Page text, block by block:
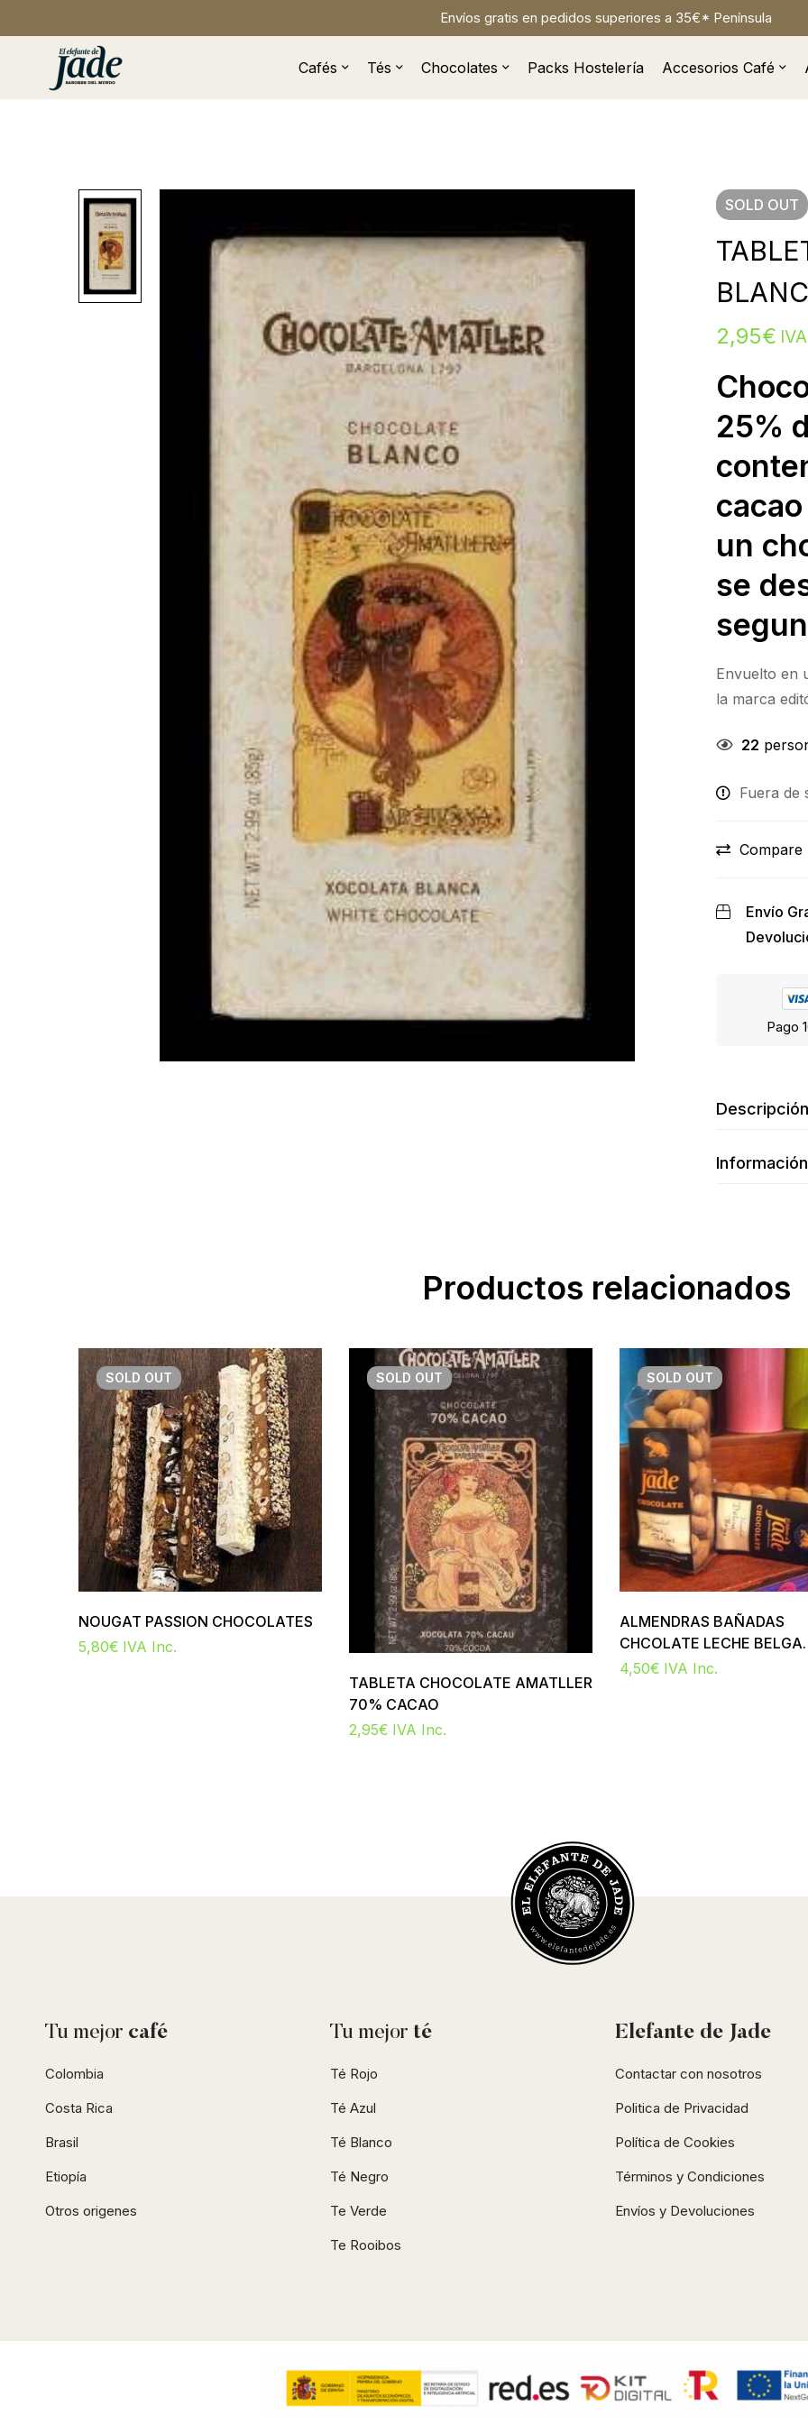
Envíos gratis en pedidos superiores a 35€* Península
Cafés Tés Chocolates Packs Hostelería Accesorios Café
SOLD OUT
2,95€
25%
un
se
Envuelto en
la marca
22
Fuera de
Compare
Envío
Pago
Descripción
Productos relacionados
SOLD OUT
NOUGAT PASSION CHOCOLATES
5,80€ IVA Inc.
SOLD OUT
TABLETA CHOCOLATE AMATLLER
70% CACAO
2,95€ IVA Inc.
SOLD OUT
ALMENDRAS BAÑADAS
CHCOLATE LECHE BELGA
TRUFADA
4,50€ IVA Inc.
Tu mejor café
Colombia
Costa Rica
Brasil
Etiopía
Otros origenes
Tu mejor té
Té Rojo
Té Azul
Té Blanco
Té Negro
Te Verde
Te Rooibos
Elefante de Jade
Contactar con nosotros
Politica de Privacidad
Política de Cookies
Términos y Condiciones
Envíos y Devoluciones